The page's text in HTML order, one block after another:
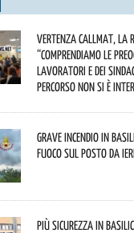
Vertenza CallMat, la
“comprendiamo le
lavoratori e dei
percorso non si è
Grave incendio in
fuoco sul posto da ieri
Più sicurezza in